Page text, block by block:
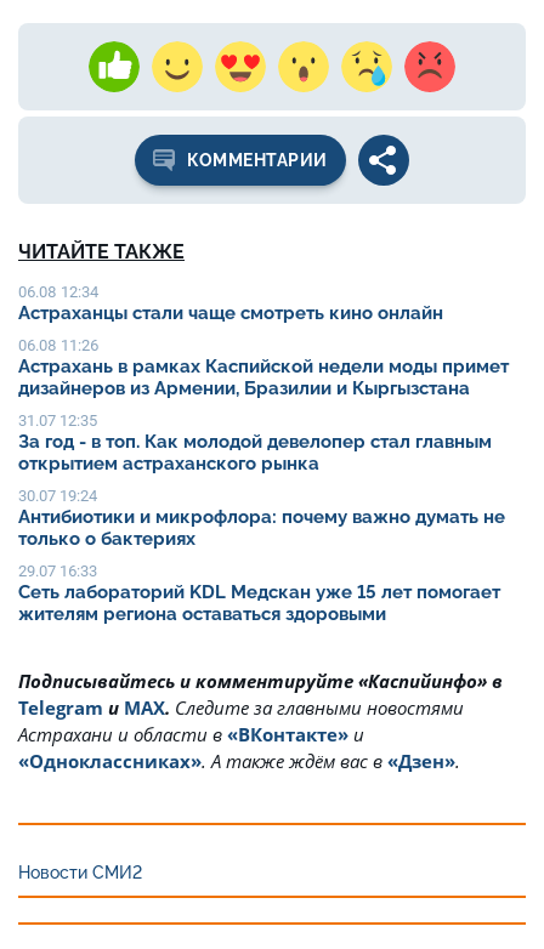
КОММЕНТАРИИ
ЧИТАЙТЕ ТАКЖЕ
06.08 12:34
Астраханцы стали чаще смотреть кино онлайн
06.08 11:26
Астрахань в рамках Каспийской недели моды примет
дизайнеров из Армении, Бразилии и Кыргызстана
31.07 12:35
За год - в топ. Как молодой девелопер стал главным
открытием астраханского рынка
30.07 19:24
Антибиотики и микрофлора: почему важно думать не
только о бактериях
29.07 16:33
Сеть лабораторий KDL Медскан уже 15 лет помогает
жителям региона оставаться здоровыми
Подписывайтесь и комментируйте «Каспийинфо» в
Telegram и MAX. Cледите за главными новостями
Астрахани и области в «ВКонтакте» и
«Одноклассниках». А также ждём вас в «Дзен».
Новости СМИ2